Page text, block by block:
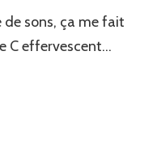
pop
de sons, ça me fait
C effervescent…